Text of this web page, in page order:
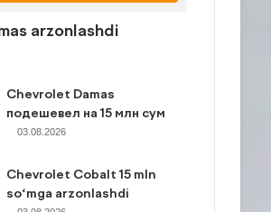
arzonlashdi
Chevrolet Damas
подешевел на 15 млн сум
03.08.2026
Chevrolet Cobalt 15 mln
so‘mga arzonlashdi